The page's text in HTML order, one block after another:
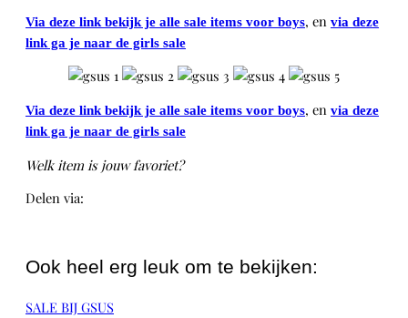
Via deze link bekijk je alle sale items voor boys, en via deze
link ga je naar de girls sale
Via deze link bekijk je alle sale items voor boys, en via deze
link ga je naar de girls sale
Welk item is jouw favoriet?
Delen via:
Ook heel erg leuk om te bekijken:
SALE BIJ GSUS